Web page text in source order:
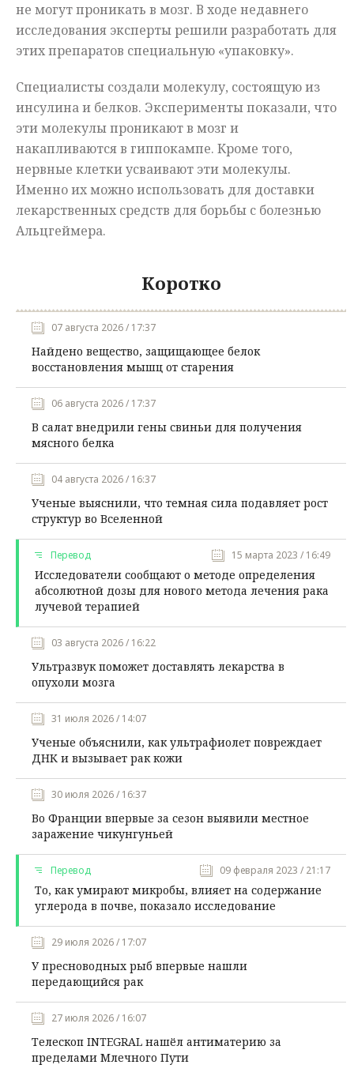
не могут проникать в мозг. В ходе недавнего
исследования эксперты решили разработать для
этих препаратов специальную «упаковку».
Специалисты создали молекулу, состоящую из
инсулина и белков. Эксперименты показали, что
эти молекулы проникают в мозг и
накапливаются в гиппокампе. Кроме того,
нервные клетки усваивают эти молекулы.
Именно их можно использовать для доставки
лекарственных средств для борьбы с болезнью
Альцгеймера.
Коротко
07 августа 2026 / 17:37
Найдено вещество, защищающее белок
восстановления мышц от старения
06 августа 2026 / 17:37
В салат внедрили гены свиньи для получения
мясного белка
04 августа 2026 / 16:37
Ученые выяснили, что темная сила подавляет рост
структур во Вселенной
Перевод 15 марта 2023 / 16:49
Исследователи сообщают о методе определения
абсолютной дозы для нового метода лечения рака
лучевой терапией
03 августа 2026 / 16:22
Ультразвук поможет доставлять лекарства в
опухоли мозга
31 июля 2026 / 14:07
Ученые объяснили, как ультрафиолет повреждает
ДНК и вызывает рак кожи
30 июля 2026 / 16:37
Во Франции впервые за сезон выявили местное
заражение чикунгуньей
Перевод 09 февраля 2023 / 21:17
То, как умирают микробы, влияет на содержание
углерода в почве, показало исследование
29 июля 2026 / 17:07
У пресноводных рыб впервые нашли
передающийся рак
27 июля 2026 / 16:07
Телескоп INTEGRAL нашёл антиматерию за
пределами Млечного Пути